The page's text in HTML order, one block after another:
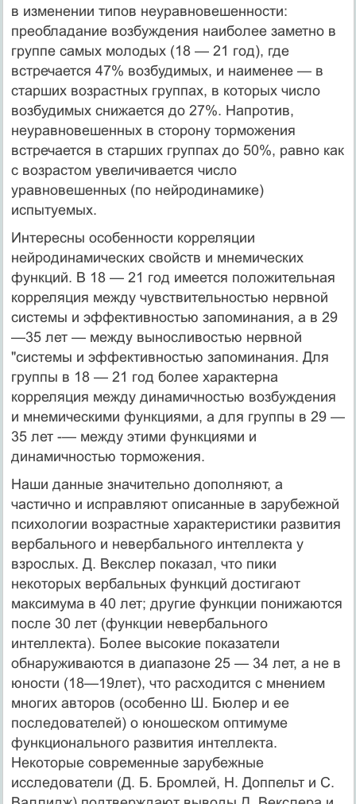
в изменении типов неуравновешенности:
преобладание возбуждения наиболее заметно в
группе самых молодых (18 — 21 год), где
встречается 47% возбудимых, и наименее — в
старших возрастных группах, в которых число
возбудимых снижается до 27%. Напротив,
неуравновешенных в сторону торможения
встречается в старших группах до 50%, равно как
с возрастом увеличивается число
уравновешенных (по нейродинамике)
испытуемых.
Интересны особенности корреляции
нейродинамических свойств и мнемических
функций. В 18 — 21 год имеется положительная
корреляция между чувствительностью нервной
системы и эффективностью запоминания, а в 29
—35 лет — между выносливостью нервной
"системы и эффективностью запоминания. Для
группы в 18 — 21 год более характерна
корреляция между динамичностью возбуждения
и мнемическими функциями, а для группы в 29 —
35 лет -— между этими функциями и
динамичностью торможения.
Наши данные значительно дополняют, а
частично и исправляют описанные в зарубежной
психологии возрастные характеристики развития
вербального и невербального интеллекта у
взрослых. Д. Векслер показал, что пики
некоторых вербальных функций достигают
максимума в 40 лет; другие функции понижаются
после 30 лет (функции невербального
интеллекта). Более высокие показатели
обнаруживаются в диапазоне 25 — 34 лет, а не в
юности (18—19лет), что расходится с мнением
многих авторов (особенно Ш. Бюлер и ее
последователей) о юношеском оптимуме
функционального развития интеллекта.
Некоторые современные зарубежные
исследователи (Д. Б. Бромлей, Н. Доппельт и С.